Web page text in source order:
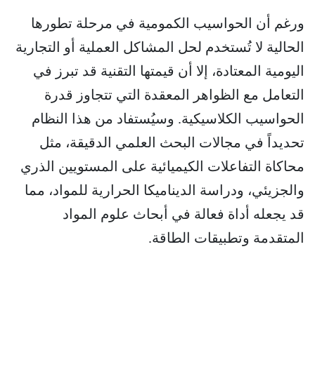
ورغم أن الحواسيب الكمومية في مرحلة تطورها
الحالية لا تُستخدم لحل المشاكل العملية أو التجارية
اليومية المعتادة، إلا أن قيمتها التقنية قد تبرز في
التعامل مع الظواهر المعقدة التي تتجاوز قدرة
الحواسيب الكلاسيكية. وسيُستفاد من هذا النظام
تحديداً في مجالات البحث العلمي الدقيقة، مثل
محاكاة التفاعلات الكيميائية على المستويين الذري
والجزيئي، ودراسة الديناميكا الحرارية للمواد، مما
قد يجعله أداة فعالة في أبحاث علوم المواد
المتقدمة وتطبيقات الطاقة.